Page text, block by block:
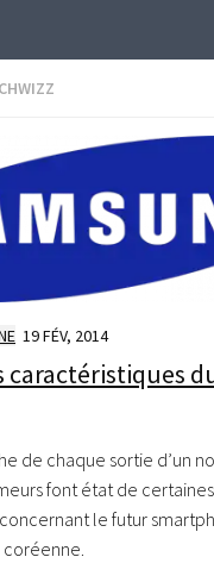
19 FÉV, 2014
caractéristiques
de chaque sortie d’un
font état de
le futur